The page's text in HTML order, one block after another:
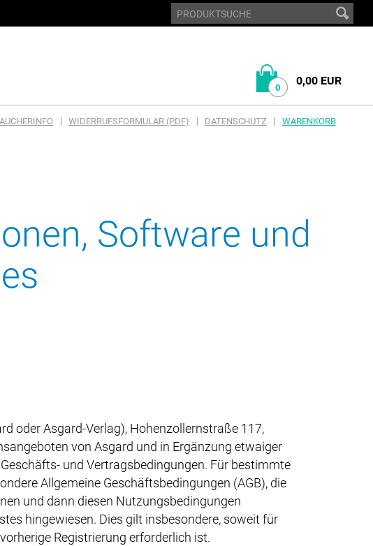
0 0,00 EUR
| WIDERRUFSFORMULAR (PDF) | DATENSCHUTZ | WARENKORB
Software und
oder Asgard-Verlag), Hohenzollernstraße 117,
von Asgard und in Ergänzung etwaiger
und Vertragsbedingungen. Für bestimmte
Allgemeine Geschäftsbedingungen (AGB), die
und dann diesen Nutzungsbedingungen
hingewiesen. Dies gilt insbesondere, soweit für
Registrierung erforderlich ist.